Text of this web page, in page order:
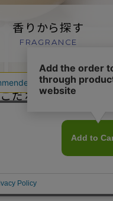
香りから探す
FRAGRANCE
こだわりから探す